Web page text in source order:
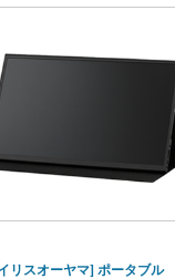
リスオーヤマ] ポータブル